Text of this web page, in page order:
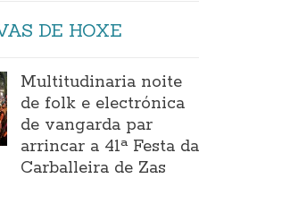
DE HOXE
Multitudinaria noite
de folk e electrónica
de vangarda par
arrincar a 41ª Festa da
Carballeira de Zas